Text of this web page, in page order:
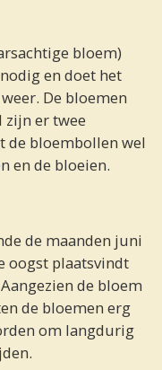
bloem)
nodig en doet het
De bloemen
zijn er twee
de bloembollen wel
en de bloeien.
de maanden juni
oogst plaatsvindt
de bloem
de bloemen erg
om langdurig